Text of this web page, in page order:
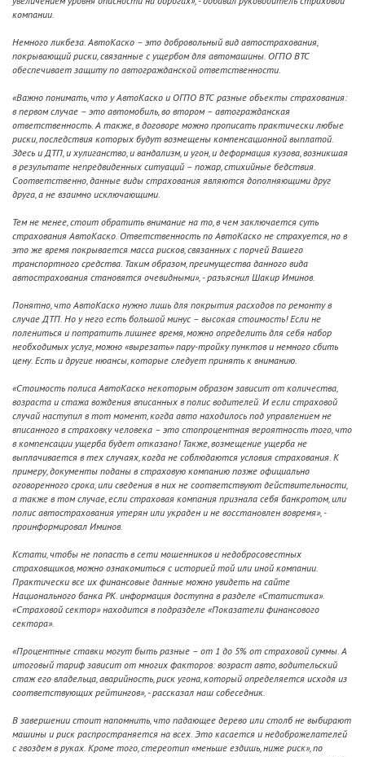
компании.
Немного ликбеза. АвтоКаско – это добровольный вид автострахования,
покрывающий риски, связанные с ущербом для автомашины. ОГПО ВТС
обеспечивает защиту по автогражданской ответственности.
«Важно понимать, что у АвтоКаско и ОГПО ВТС разные объекты страхования:
в первом случае – это автомобиль, во втором – автогражданская
ответственность. А также, в договоре можно прописать практически любые
риски, последствия которых будут возмещены компенсационной выплатой.
Здесь и ДТП, и хулиганство, и вандализм, и угон, и деформация кузова, возникшая
в результате непредвиденных ситуаций – пожар, стихийные бедствия.
Соответственно, данные виды страхования являются дополняющими друг
друга, а не взаимно исключающими.
Тем не менее, стоит обратить внимание на то, в чем заключается суть
страхования АвтоКаско. Ответственность по АвтоКаско не страхуется, но в
это же время покрывается масса рисков, связанных с порчей Вашего
транспортного средства. Таким образом, преимущества данного вида
автострахования становятся очевидными», - разъяснил Шакир Иминов.
Понятно, что АвтоКаско нужно лишь для покрытия расходов по ремонту в
случае ДТП. Но у него есть большой минус – высокая стоимость! Если не
полениться и потратить лишнее время, можно определить для себя набор
необходимых услуг, можно «вырезать» пару-тройку пунктов и немного сбить
цену. Есть и другие нюансы, которые следует принять к вниманию.
«Стоимость полиса АвтоКаско некоторым образом зависит от количества,
возраста и стажа вождения вписанных в полис водителей. И если страховой
случай наступил в тот момент, когда авто находилось под управлением не
вписанного в страховку человека – это стопроцентная вероятность того, что
в компенсации ущерба будет отказано! Также, возмещение ущерба не
выплачивается в тех случаях, когда не соблюдаются условия страхования. К
примеру, документы поданы в страховую компанию позже официально
оговоренного срока, или сведения в них не соответствуют действительности,
а также в том случае, если страховая компания признала себя банкротом, или
полис автострахования утерян или украден и не восстановлен вовремя», -
проинформировал Иминов.
Кстати, чтобы не попасть в сети мошенников и недобросовестных
страховщиков, можно ознакомиться с историей той или иной компании.
Практически все их финансовые данные можно увидеть на сайте
Национального банка РК. информация доступна в разделе «Статистика».
«Страховой сектор» находится в подразделе «Показатели финансового
сектора».
«Процентные ставки могут быть разные – от 1 до 5% от страховой суммы. А
итоговый тариф зависит от многих факторов: возраст авто, водительский
стаж его владельца, аварийность, риск угона, который определяется исходя из
соответствующих рейтингов», - рассказал наш собеседник.
В завершении стоит напомнить, что падающее дерево или столб не выбирают
машины и риск распространяется на всех. Это касается и недоброжелателей
с гвоздем в руках. Кроме того, стереотип «меньше ездишь, ниже риск», по